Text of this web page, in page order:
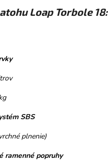
Loap Torbole 18:
SBS
plnenie)
ramenné popruhy